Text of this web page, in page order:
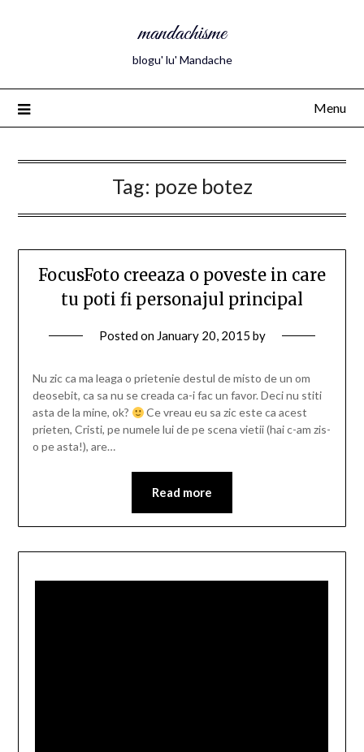
mandachisme
blogu' lu' Mandache
Menu
Tag: poze botez
FocusFoto creeaza o poveste in care
tu poti fi personajul principal
Posted on January 20, 2015 by
Nu zic ca ma leaga o prietenie destul de misto de un om
deosebit, ca sa nu se creada ca-i fac un favor. Deci nu stiti
asta de la mine, ok?
Ce vreau eu sa zic este ca acest
prieten, Cristi, pe numele lui de pe scena vietii (hai c-am zis-
o pe asta!), are…
Read more